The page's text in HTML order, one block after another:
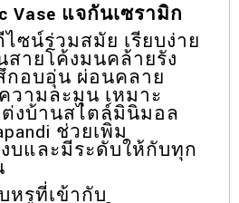
Vase แจกันเซรามิก
ซน์ร่วมสมัย เรียบง่าย
สายโค้งมนคล้ายรัง
กอบอุ่น ผ่อนคลาย
วามละมุน เหมาะ
งบ้านสไตล์มินิมอล
ช่วยเพิ่ม
บและมีระดับให้กับทุก
หรูที่เข้ากับ